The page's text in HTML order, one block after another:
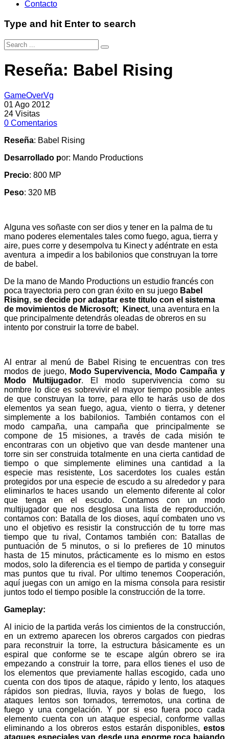
Contacto
Type and hit Enter to search
Reseña: Babel Rising
GameOverVg
01 Ago 2012
24 Visitas
0 Comentarios
Reseña: Babel Rising
Desarrollado por: Mando Productions
Precio: 800 MP
Peso: 320 MB
Alguna ves soñaste con ser dios y tener en la palma de tu
mano poderes elementales tales como fuego, agua, tierra y
aire, pues corre y desempolva tu Kinect y adéntrate en esta
aventura a impedir a los babilonios que construyan la torre
de babel.
De la mano de Mando Productions un estudio francés con
poca trayectoria pero con gran éxito en su juego Babel
Rising, se decide por adaptar este titulo con el sistema
de movimientos de Microsoft; Kinect, una aventura en la
que principalmente detendrás oleadas de obreros en su
intento por construir la torre de babel.
Al entrar al menú de Babel Rising te encuentras con tres
modos de juego, Modo Supervivencia, Modo Campaña y
Modo Multijugador. El modo supervivencia como su
nombre lo dice es sobrevivir el mayor tiempo posible antes
de que construyan la torre, para ello te harás uso de dos
elementos ya sean fuego, agua, viento o tierra, y detener
simplemente a los babilonios. También contamos con el
modo campaña, una campaña que principalmente se
compone de 15 misiones, a través de cada misión te
encontraras con un objetivo que van desde mantener una
torre sin ser construida totalmente en una cierta cantidad de
tiempo o que simplemente elimines una cantidad a la
especie mas resistente, Los sacerdotes los cuales están
protegidos por una especie de escudo a su alrededor y para
eliminarlos te haces usando un elemento diferente al color
que tenga en el escudo. Contamos con un modo
multijugador que nos desglosa una lista de reproducción,
contamos con: Batalla de los dioses, aquí combaten uno vs
uno el objetivo es resistir la construcción de tu torre mas
tiempo que tu rival, Contamos también con: Batallas de
puntuación de 5 minutos, o si lo prefieres de 10 minutos
hasta de 15 minutos, prácticamente es lo mismo en estos
modos, solo la diferencia es el tiempo de partida y conseguir
mas puntos que tu rival. Por ultimo tenemos Cooperación,
aquí juegas con un amigo en la misma consola para resistir
juntos todo el tiempo posible la construcción de la torre.
Gameplay:
Al inicio de la partida verás los cimientos de la construcción,
en un extremo aparecen los obreros cargados con piedras
para reconstruir la torre, la estructura básicamente es un
espiral que conforme se te escape algún obrero se ira
empezando a construir la torre, para ellos tienes el uso de
los elementos que previamente hallas escogido, cada uno
cuenta con dos tipos de ataque, rápido y lento, los ataques
rápidos son piedras, lluvia, rayos y bolas de fuego, los
ataques lentos son tornados, terremotos, una cortina de
fuego y una congelación. Y por si eso fuera poco cada
elemento cuenta con un ataque especial, conforme vallas
eliminando a los obreros estos estarán disponibles, estos
ataques especiales van desde una enorme roca bajando